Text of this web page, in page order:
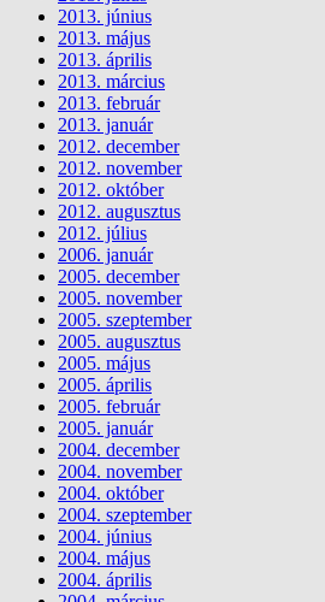
2013. június
2013. május
2013. április
2013. március
2013. február
2013. január
2012. december
2012. november
2012. október
2012. augusztus
2012. július
2006. január
2005. december
2005. november
2005. szeptember
2005. augusztus
2005. május
2005. április
2005. február
2005. január
2004. december
2004. november
2004. október
2004. szeptember
2004. június
2004. május
2004. április